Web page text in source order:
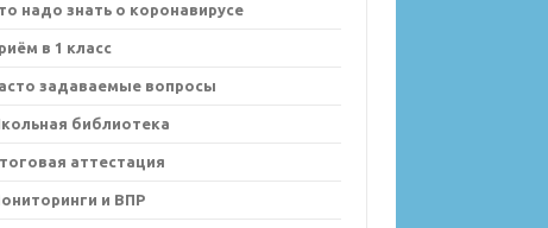
надо знать о коронавирусе
в 1 класс
задаваемые вопросы
библиотека
аттестация
и ВПР